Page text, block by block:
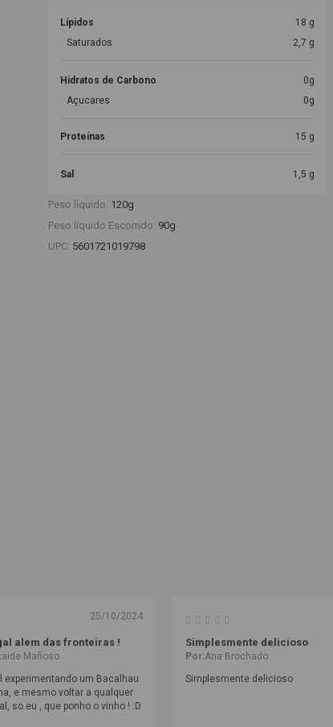
Lípidos
18 g
Saturados
2,7 g
Hidratos de Carbono
0g
Açucares
0g
Proteínas 15 g
Sal 1,5 g
Peso líquido: 120g
Peso líquido Escorrido: 90g
UPC: 5601721019798
25/10/2024
alem das fronteiras !
Mañoso
experimentando um Bacalhau
e mesmo voltar a qualquer
so eu , que ponho o vinho ! :D
Simplesmente delicioso
Por:Ana Brochado
Simplesmente delicioso